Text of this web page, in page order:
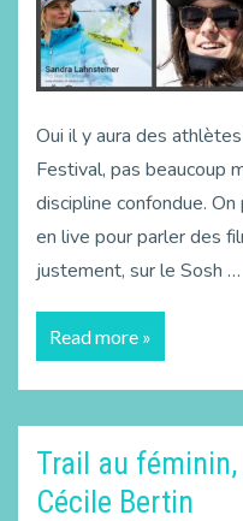
Oui il y aura des
Festival, pas beaucoup
discipline confondue.
en live pour parler des
justement, sur le Sosh …
Read more »
Trail au
Cécile Bertin